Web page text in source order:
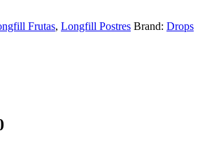
Frutas, Longfill Postres Brand: Drops